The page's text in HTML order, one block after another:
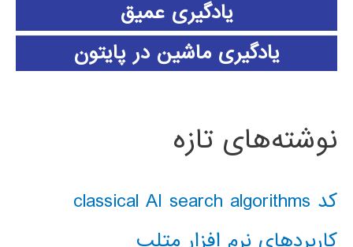
یادگیری عمیق
یادگیری ماشین در پایتون
نوشته‌های تازه
کد classical AI search algorithms
کاربردهای نرم افزار متلب